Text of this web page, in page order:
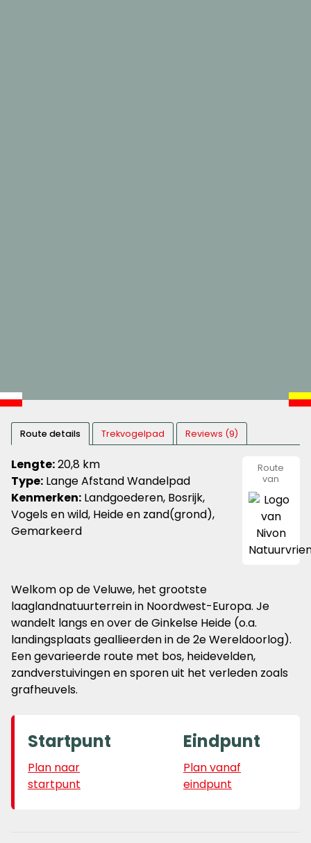
Route details Trekvogelpad Reviews (9)
Lengte:20,8 km
Type: Lange Afstand Wandelpad
Kenmerken: Landgoederen, Bosrijk,
Vogels en wild, Heide en zand(grond),
Gemarkeerd
Route
van
Welkom op de Veluwe, het grootste
laaglandnatuurterrein in Noordwest-Europa. Je
wandelt langs en over de Ginkelse Heide (o.a.
landingsplaats geallieerden in de 2e Wereldoorlog).
Een gevarieerde route met bos, heidevelden,
zandverstuivingen en sporen uit het verleden zoals
grafheuvels.
Startpunt
Plan naar
startpunt
Eindpunt
Plan vanaf
eindpunt